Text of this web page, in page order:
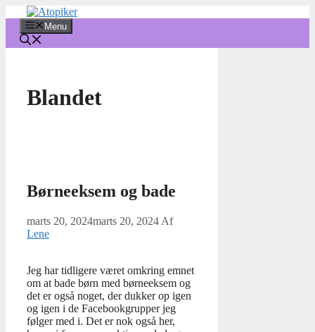
indhold
Menu
Blandet
Børneeksem og bade
marts 20, 2024marts 20, 2024 Af
Lene
Jeg har tidligere været omkring emnet
om at bade børn med børneeksem og
det er også noget, der dukker op igen
og igen i de Facebookgrupper jeg
følger med i. Det er nok også her,